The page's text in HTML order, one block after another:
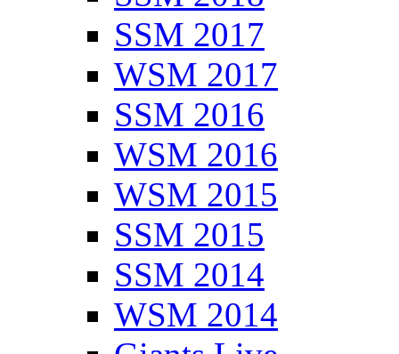
SSM 2017
WSM 2017
SSM 2016
WSM 2016
WSM 2015
SSM 2015
SSM 2014
WSM 2014